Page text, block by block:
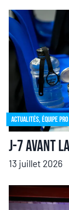
Actualités,Équipe pro
J-7 avant
13 juillet 2026